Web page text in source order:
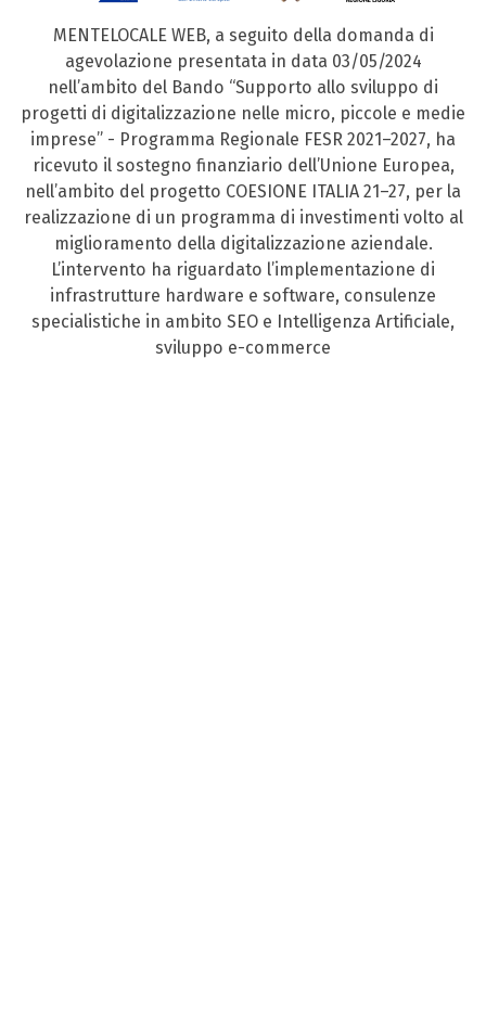
MENTELOCALE WEB, a seguito della domanda di
agevolazione presentata in data 03/05/2024
nell’ambito del Bando “Supporto allo sviluppo di
progetti di digitalizzazione nelle micro, piccole e medie
imprese” - Programma Regionale FESR 2021–2027, ha
ricevuto il sostegno finanziario dell’Unione Europea,
nell’ambito del progetto COESIONE ITALIA 21–27, per la
realizzazione di un programma di investimenti volto al
miglioramento della digitalizzazione aziendale.
L’intervento ha riguardato l’implementazione di
infrastrutture hardware e software, consulenze
specialistiche in ambito SEO e Intelligenza Artificiale,
sviluppo e-commerce